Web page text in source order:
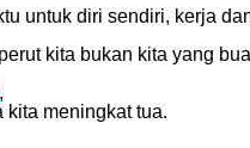
untuk diri sendiri, kerja
kita bukan kita yang
,
meningkat tua.